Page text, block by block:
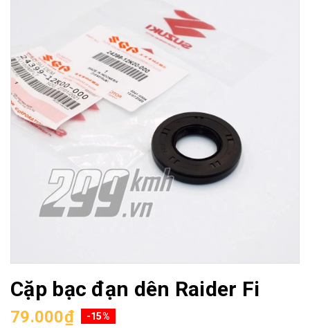
Cặp bạc đạn dên Raider Fi
79.000₫ -15%